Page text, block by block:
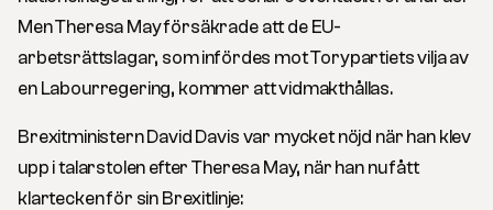
Men Theresa May försäkrade att de EU-
arbetsrättslagar, som infördes mot Torypartiets vilja av
en Labourregering, kommer att vidmakthållas.
Brexitministern David Davis var mycket nöjd när han klev
upp i talarstolen efter Theresa May, när han nu fått
klartecken för sin Brexitlinje: